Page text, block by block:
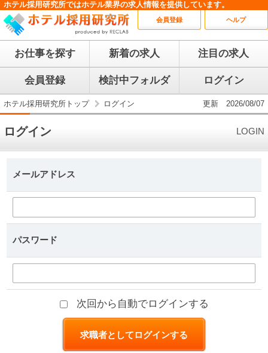
ホテル採用研究所ではホテル業界の求人情報を提供しています。
会員登録 ヘルプ
お仕事を探す 新着の求人 注目の求人
会員登録 検討中フォルダ ログイン
ホテル採用研究所トップ ログイン 更新 2026/08/07
ログイン LOGIN
メールアドレス
パスワード
次回から自動でログインする